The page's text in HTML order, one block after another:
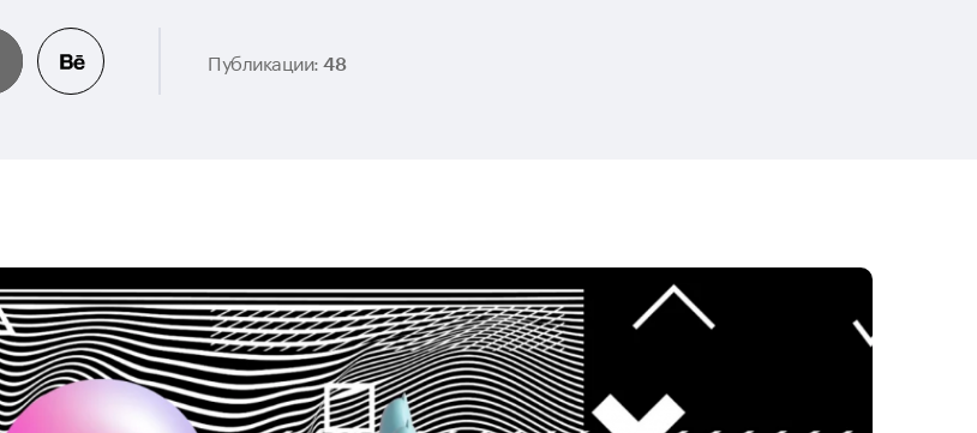
Публикации: 48